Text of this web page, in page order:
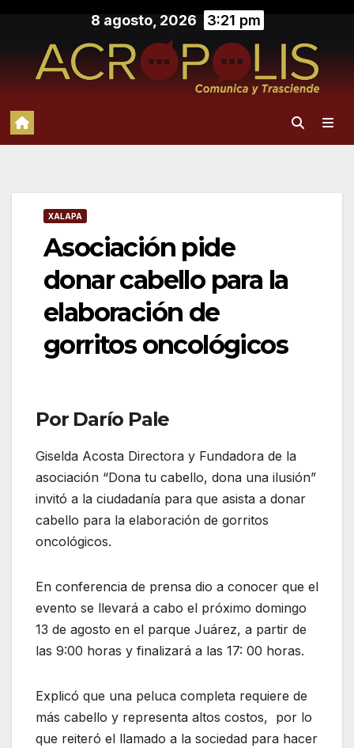
contenido
8 agosto, 2026 3:21 pm
XALAPA
Asociación pide
donar cabello para la
elaboración de
gorritos oncológicos
Por Darío Pale
Giselda Acosta Directora y Fundadora de la
asociación “Dona tu cabello, dona una ilusión”
invitó a la ciudadanía para que asista a donar
cabello para la elaboración de gorritos
oncológicos.
En conferencia de prensa dio a conocer que el
evento se llevará a cabo el próximo domingo
13 de agosto en el parque Juárez, a partir de
las 9:00 horas y finalizará a las 17: 00 horas.
Explicó que una peluca completa requiere de
más cabello y representa altos costos, por lo
que reiteró el llamado a la sociedad para hacer